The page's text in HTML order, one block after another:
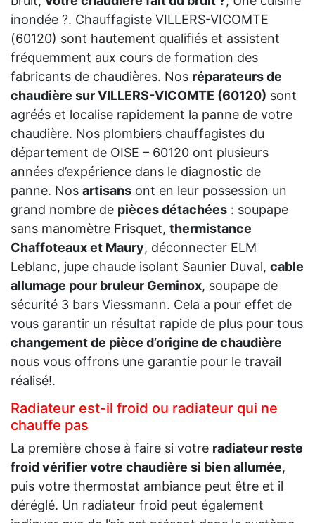
inondée ?. Chauffagiste VILLERS-VICOMTE
(60120) sont hautement qualifiés et assistent
fréquemment aux cours de formation des
fabricants de chaudières. Nos réparateurs de
chaudière sur VILLERS-VICOMTE (60120) sont
agréés et localise rapidement la panne de votre
chaudière. Nos plombiers chauffagistes du
département de OISE – 60120 ont plusieurs
années d’expérience dans le diagnostic de
panne. Nos artisans ont en leur possession un
grand nombre de pièces détachées : soupape
sans manomètre Frisquet, thermistance
Chaffoteaux et Maury, déconnecter ELM
Leblanc, jupe chaude isolant Saunier Duval, cable
allumage pour bruleur Geminox, soupape de
sécurité 3 bars Viessmann. Cela a pour effet de
vous garantir un résultat rapide de plus pour tous
changement de pièce d’origine de chaudière
nous vous offrons une garantie pour le travail
réalisé!.
Radiateur est-il froid ou radiateur qui ne
chauffe pas
La première chose à faire si votre radiateur reste
froid vérifier votre chaudière si bien allumée,
puis votre thermostat ambiance peut être et il
déréglé. Un radiateur froid peut également